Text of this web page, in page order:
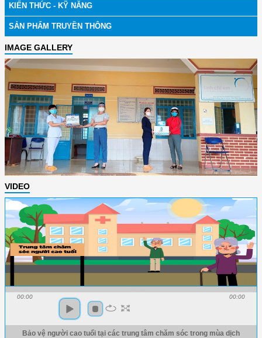
KIẾN THỨC - KỸ NĂNG
SẢN PHẨM TRUYỀN THÔNG
IMAGE GALLERY
VIDEO
00:00 00:00
Bảo vệ người cao tuổi tại các trung tâm chăm sóc trong mùa dịch